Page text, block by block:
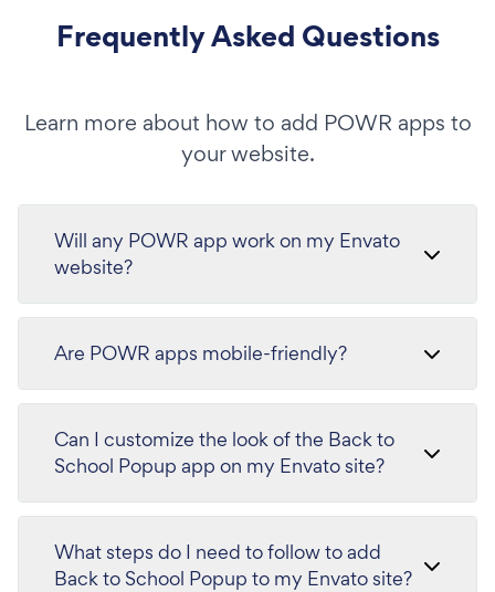
Frequently Asked Questions
Learn more about how to add POWR apps to
your website.
Will any POWR app work on my Envato
website?
Are POWR apps mobile-friendly?
Can I customize the look of the Back to
School Popup app on my Envato site?
What steps do I need to follow to add
Back to School Popup to my Envato site?